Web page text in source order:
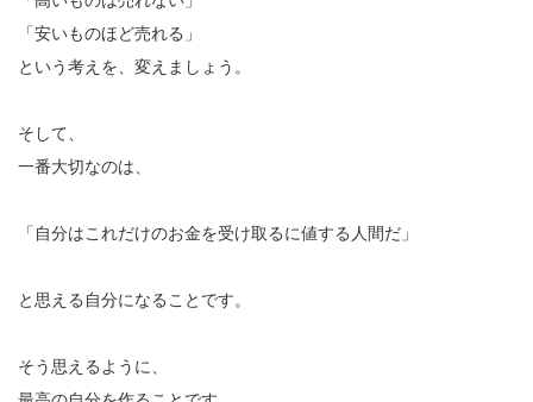
「安いものほど売れる」
という考えを、変えましょう。
そして、
一番大切なのは、
「自分はこれだけのお金を受け取るに値する人間だ」
と思える自分になることです。
そう思えるように、